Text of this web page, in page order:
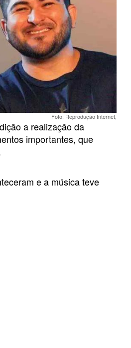
Foto: Reprodução Internet,
a realização da
importantes, que
e a música teve